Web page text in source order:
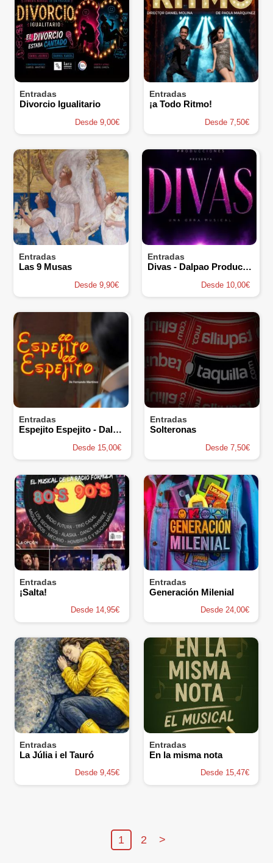
Entradas
Divorcio Igualitario
Desde 9,00€
Entradas
¡a Todo Ritmo!
Desde 7,50€
Entradas
Las 9 Musas
Desde 9,90€
Entradas
Divas - Dalpao Producciones
Desde 10,00€
Entradas
Espejito Espejito - Dalpao Producciones
Desde 15,00€
Entradas
Solteronas
Desde 7,50€
Entradas
¡Salta!
Desde 14,95€
Entradas
Generación Milenial
Desde 24,00€
Entradas
La Júlia i el Tauró
Desde 9,45€
Entradas
En la misma nota
Desde 15,47€
1 2 >